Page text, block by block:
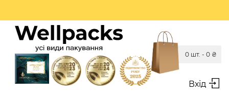
Вхід
0 шт. - 0 ₴